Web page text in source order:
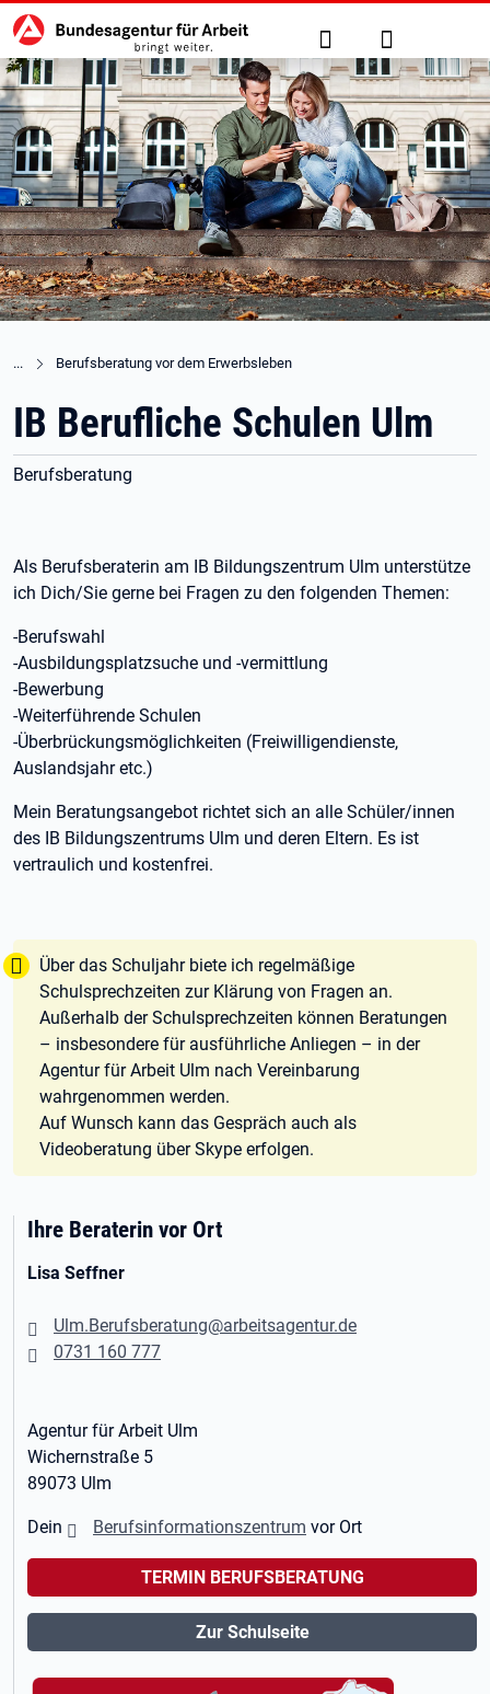
zu den Hauptinhalten springen
Hauptnavigation Suche Anmelden
Berufsberatung vor dem Erwerbsleben
IB Berufliche Schulen Ulm
Berufsberatung
Als Berufsberaterin am IB Bildungszentrum Ulm unterstütze
ich Dich/Sie gerne bei Fragen zu den folgenden Themen:
-Berufswahl
-Ausbildungsplatzsuche und -vermittlung
-Bewerbung
-Weiterführende Schulen
-Überbrückungsmöglichkeiten (Freiwilligendienste,
Auslandsjahr etc.)
Mein Beratungsangebot richtet sich an alle Schüler/innen
des IB Bildungszentrums Ulm und deren Eltern. Es ist
vertraulich und kostenfrei.
Tipp:
Über das Schuljahr biete ich regelmäßige
Schulsprechzeiten zur Klärung von Fragen an.
Außerhalb der Schulsprechzeiten können Beratungen
– insbesondere für ausführliche Anliegen – in der
Agentur für Arbeit Ulm nach Vereinbarung
wahrgenommen werden.
Auf Wunsch kann das Gespräch auch als
Videoberatung über Skype erfolgen.
Ihre Beraterin vor Ort
Lisa Seffner
Ulm.Berufsberatung@arbeitsagentur.de
0731 160 777
Agentur für Arbeit Ulm
Wichernstraße 5
89073 Ulm
Dein Berufsinformationszentrum vor Ort
TERMIN BERUFSBERATUNG
Zur Schulseite